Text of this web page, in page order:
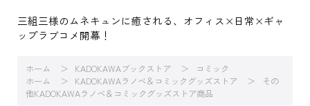
三組三様のムネキュンに癒される、オフィス×日常×ギャ
ップラブコメ開幕！
ホーム KADOKAWAブックストア
コミック
ホーム
KADOKAWAラノベ＆コミックグッズストア
その
他KADOKAWAラノベ＆コミックグッズストア商品